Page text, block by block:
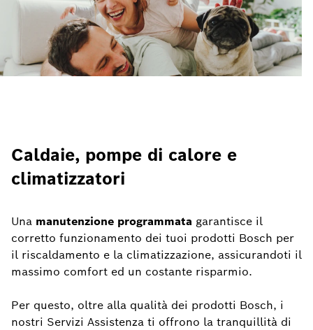
Caldaie, pompe di calore e
climatizzatori
Una manutenzione programmata garantisce il
corretto funzionamento dei tuoi prodotti Bosch per
il riscaldamento e la climatizzazione, assicurandoti il
massimo comfort ed un costante risparmio.
Per questo, oltre alla qualità dei prodotti Bosch, i
nostri Servizi Assistenza ti offrono la tranquillità di